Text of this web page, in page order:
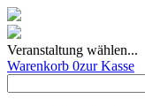
Veranstaltung wählen...
Warenkorb 0zur Kasse